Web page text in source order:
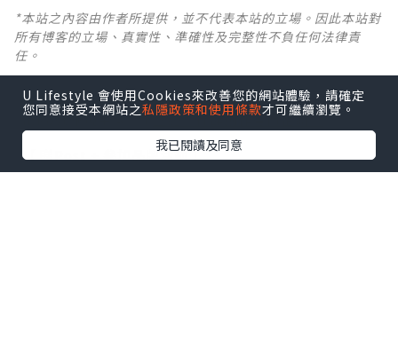
*本站之內容由作者所提供，並不代表本站的立場。因此本站對
所有博客的立場、真實性、準確性及完整性不負任何法律責
任。
【 U Creator 招募 】
出Post賺現金獎賞 l登記《社群創作有價企劃》
【 睇Post + 參加品牌活動 】
瀏覽更多社群打卡丶旅遊丶美食丶親子丶寵物丶扮靚
U Lifestyle 會使用Cookies來改善您的網站體驗，請確定
您同意接受本網站之私隱政策和使用條款才可繼續瀏覽。
我已閱讀及同意